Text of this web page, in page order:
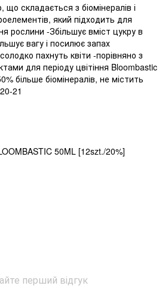
складається з біомінералів і
який підходить для
рослини -Збільшує вміст цукру в
вагу і посилює запах
пахнуть квіти -порівняно з
для періоду цвітіння Bloombastic
більше біомінералів, не містить
21
50ML [12szt./20%]
перший відгук